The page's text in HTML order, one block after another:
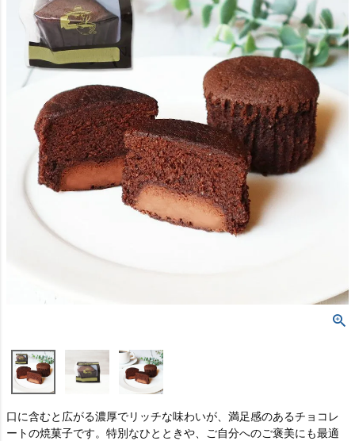
口に含むと広がる濃厚でリッチな味わいが、満足感のあるチョコレ
ートの焼菓子です。特別なひとときや、ご自分へのご褒美にも最適